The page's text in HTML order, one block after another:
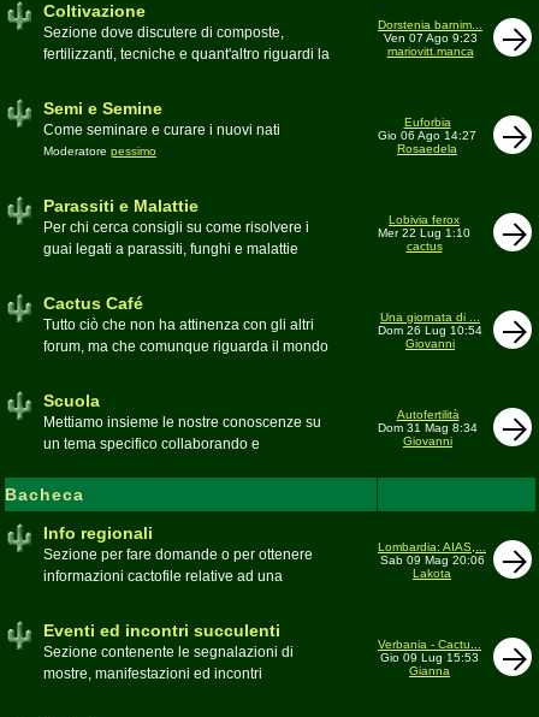
Coltivazione
Sezione dove discutere di composte,
fertilizzanti, tecniche e quant'altro riguardi la
Dorstenia barnim...
Ven 07 Ago 9:23
mariovitt.manca
Semi e Semine
Come seminare e curare i nuovi nati
Moderatore pessimo
Euforbia
Gio 06 Ago 14:27
Rosaedela
Parassiti e Malattie
Per chi cerca consigli su come risolvere i
guai legati a parassiti, funghi e malattie
Lobivia ferox
Mer 22 Lug 1:10
cactus
Cactus Café
Tutto ciò che non ha attinenza con gli altri
forum, ma che comunque riguarda il mondo
Moderatore
Una giornata di ...
Dom 26 Lug 10:54
Giovanni
Scuola
Mettiamo insieme le nostre conoscenze su
un tema specifico collaborando e
cactofilo
Autofertilità
Dom 31 Mag 8:34
Giovanni
Bacheca
Info regionali
Sezione per fare domande o per ottenere
informazioni cactofile relative ad una
Lombardia: AIAS,...
Sab 09 Mag 20:06
Lakota
Eventi ed incontri succulenti
Sezione contenente le segnalazioni di
mostre, manifestazioni ed incontri
Verbania - Cactu...
Gio 09 Lug 15:53
Gianna